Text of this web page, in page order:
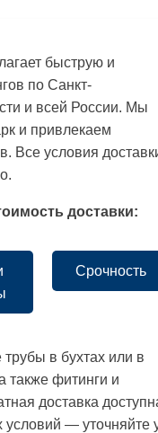
быструю и
по Санкт-
и всей России. Мы
и привлекаем
Все условия
доставки:
Срочность
в бухтах или в
также фитинги и
доставка
— уточняйте